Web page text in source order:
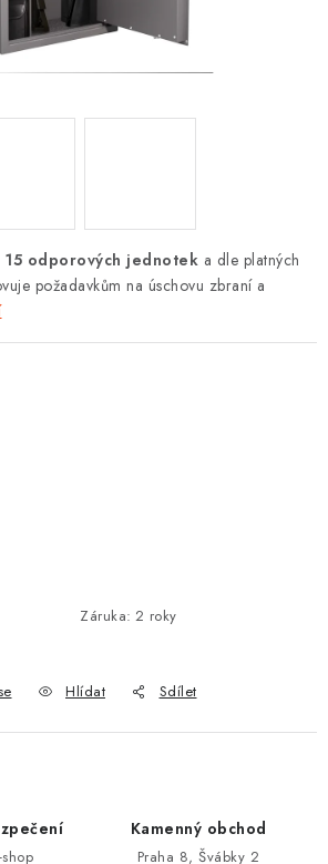
Státní instituce
Zabezpečení bytů
BEZPEČNOSTI
15 odporových jednotek a dle platných
požadavkům na úschovu zbraní a
Záruka: 2 roky
Hlídat Sdílet
Kamenný obchod
Praha 8, Švábky 2